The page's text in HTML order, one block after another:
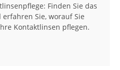
Finden Sie das
Sie, worauf Sie
Kontaktlinsen pflegen.